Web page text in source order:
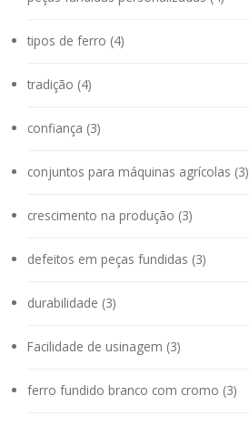
tipos de ferro (4)
tradição (4)
confiança (3)
conjuntos para máquinas agrícolas (3)
crescimento na produção (3)
defeitos em peças fundidas (3)
durabilidade (3)
Facilidade de usinagem (3)
ferro fundido branco com cromo (3)